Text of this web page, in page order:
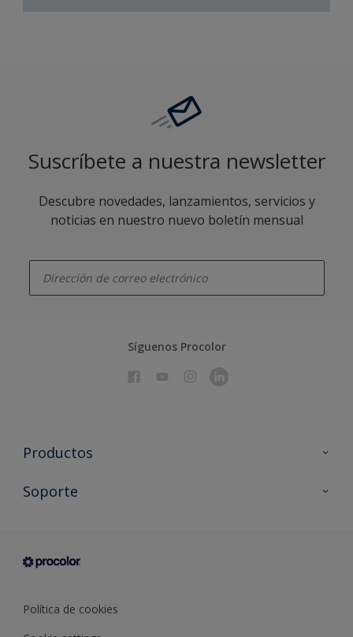
Suscríbete a nuestra newsletter
Descubre novedades, lanzamientos, servicios y
noticias en nuestro nuevo boletín mensual
Síguenos Procolor
Productos
Todos los productos
Condiciones generales de venta
Soporte
Sobre Procolor
Política de cookies